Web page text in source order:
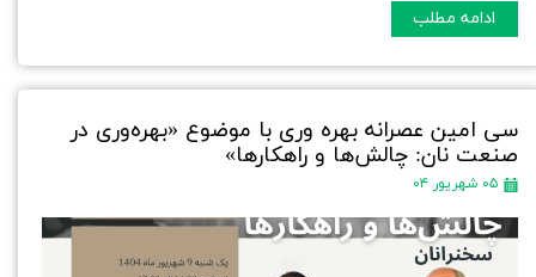
ادامه مطلب
سی امین عصرانه بهره وری با موضوع «بهره‌وری در
صنعت نان: چالش‌ها و راهکارها»
۰۵ شهریور ۰۴